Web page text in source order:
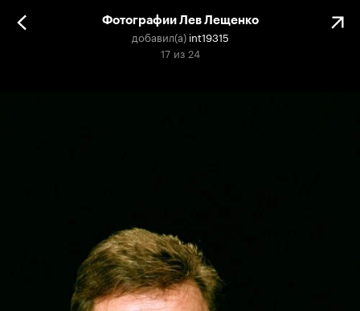
Фотографии Лев Лещенко
добавил(а) int19315
17 из 24